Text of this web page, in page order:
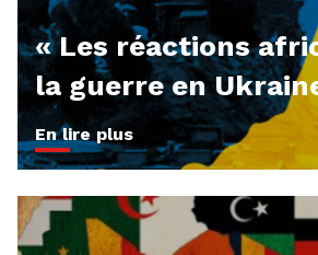
« Les réactions
la guerre en
En lire plus